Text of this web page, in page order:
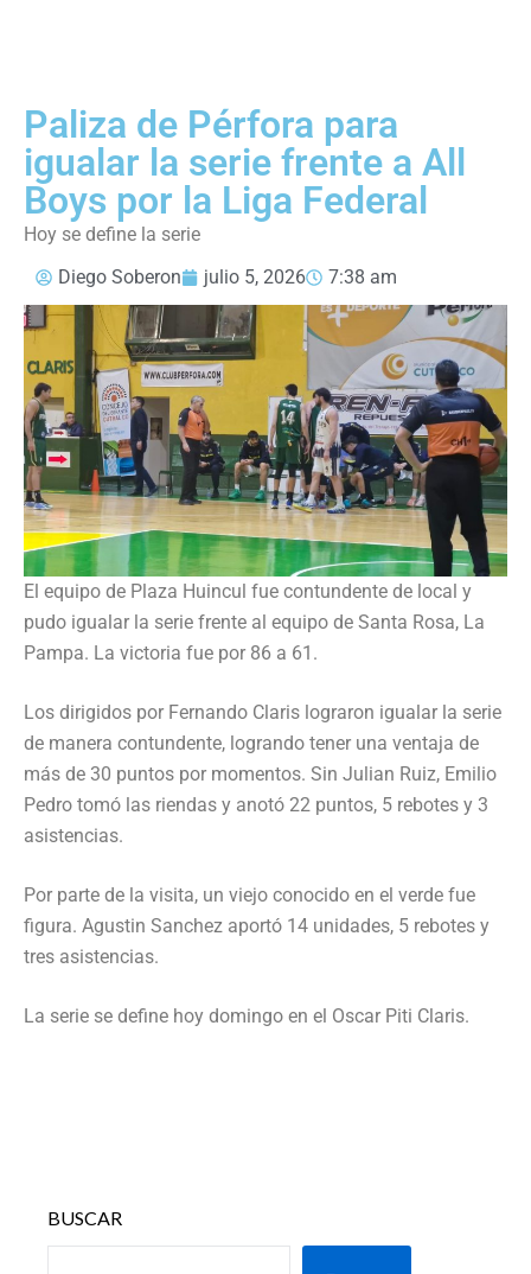
Paliza de Pérfora para
igualar la serie frente a All
Boys por la Liga Federal
Hoy se define la serie
Diego Soberon
julio 5, 2026 7:38 am
El equipo de Plaza Huincul fue contundente de local y
pudo igualar la serie frente al equipo de Santa Rosa, La
Pampa. La victoria fue por 86 a 61.
Los dirigidos por Fernando Claris lograron igualar la serie
de manera contundente, logrando tener una ventaja de
más de 30 puntos por momentos. Sin Julian Ruiz, Emilio
Pedro tomó las riendas y anotó 22 puntos, 5 rebotes y 3
asistencias.
Por parte de la visita, un viejo conocido en el verde fue
figura. Agustin Sanchez aportó 14 unidades, 5 rebotes y
tres asistencias.
La serie se define hoy domingo en el Oscar Piti Claris.
BUSCAR